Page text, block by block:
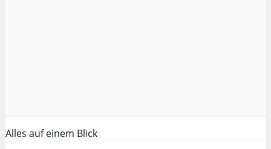
Alles auf einem Blick